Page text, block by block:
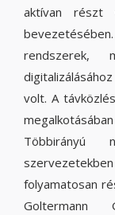
aktívan részt
volt. A
Többirányú
folyamatosan
Goltermann